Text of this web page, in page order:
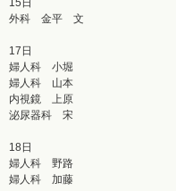
15日
外科 金平 文
17日
婦人科 小堀
婦人科 山本
内視鏡 上原
泌尿器科 宋
18日
婦人科 野路
婦人科 加藤